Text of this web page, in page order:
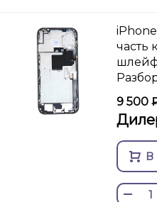
часть
9 500